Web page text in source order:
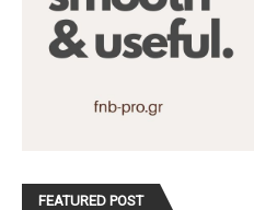
FEATURED POST